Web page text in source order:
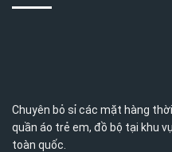
Chuyên bỏ sỉ các mặt hàng
quần áo trẻ em, đồ bộ tại khu
toàn quốc.